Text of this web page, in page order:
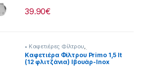
39.90€
• Καφετιέρες Φίλτρου
Προετοιμασία Πρωινού
Καφετιέρα Φίλτρου Primo 1,5 lt
(12 φλιτζάνια) Ιβουάρ-Inox